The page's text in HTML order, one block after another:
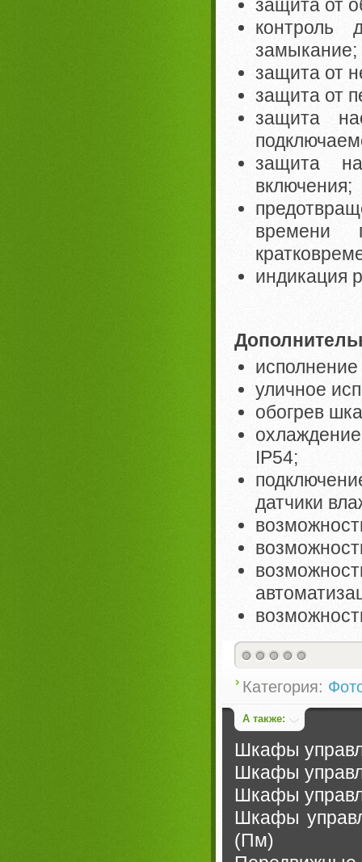
защита от
контроль
замыкание;
защита от
защита от
защита
защита
включения;
времени
индикация
уличное
обогрев
IP54;
датчики
Категория:
А также:
Шкафы
Шкафы
Шкафы
Шкафы
(Пм)